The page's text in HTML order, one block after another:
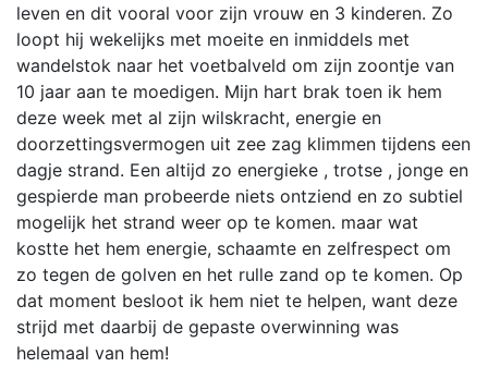
leven en dit vooral voor zijn vrouw en 3 kinderen. Zo
loopt hij wekelijks met moeite en inmiddels met
wandelstok naar het voetbalveld om zijn zoontje van
10 jaar aan te moedigen. Mijn hart brak toen ik hem
deze week met al zijn wilskracht, energie en
doorzettingsvermogen uit zee zag klimmen tijdens een
dagje strand. Een altijd zo energieke , trotse , jonge en
gespierde man probeerde niets ontziend en zo subtiel
mogelijk het strand weer op te komen. maar wat
kostte het hem energie, schaamte en zelfrespect om
zo tegen de golven en het rulle zand op te komen. Op
dat moment besloot ik hem niet te helpen, want deze
strijd met daarbij de gepaste overwinning was
helemaal van hem!